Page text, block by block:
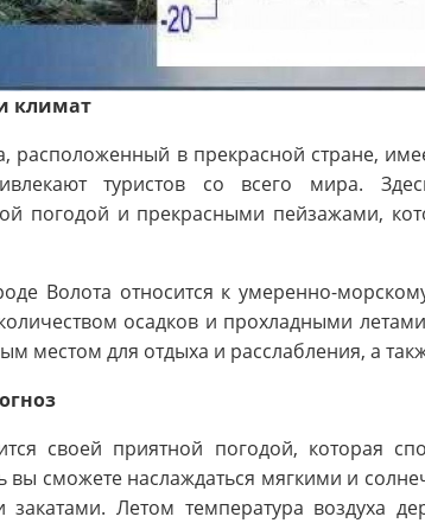
климат
расположенный в прекрасной стране,
туристов со всего мира.
погодой и прекрасными пейзажами,
Волота относится к умеренно-
осадков и прохладными
местом для отдыха и расслабления, а
своей приятной погодой, которая
вы сможете наслаждаться мягкими и
Летом температура воздуха